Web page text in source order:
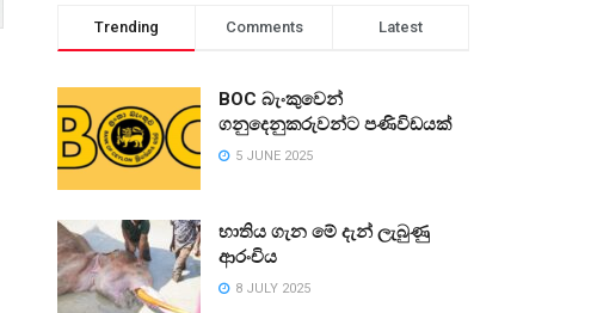
Trending Comments Latest
BOC බැංකුවෙන්
ගනුදෙනුකරුවන්ට පණිවිඩයක්
5 JUNE 2025
භාතිය ගැන මේ දැන් ලැබුණු
ආරංචිය
8 JULY 2025